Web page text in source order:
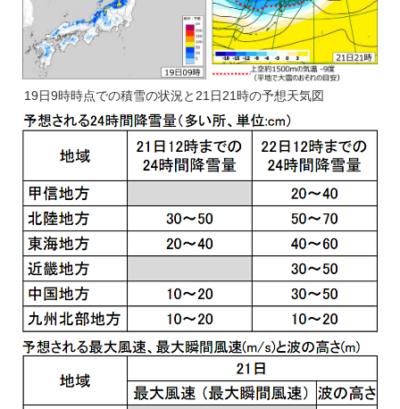
19日9時時点での積雪の状況と21日21時の予想天気図